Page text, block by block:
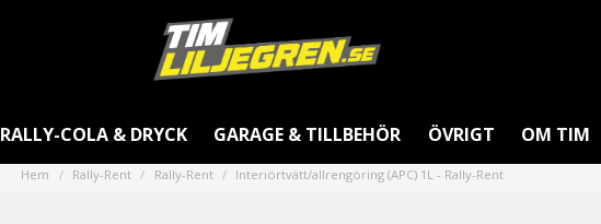
RALLY-COLA & DRYCK GARAGE & TILLBEHÖR ÖVRIGT OM TIM
Hem Rally-Rent Rally-Rent Interiörtvätt/allrengöring (APC) 1L - Rally-Rent